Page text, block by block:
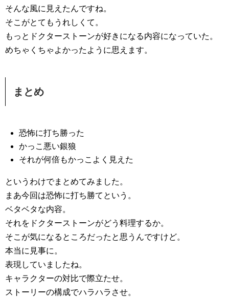
そんな風に見えたんですね。
そこがとてもうれしくて。
もっとドクターストーンが好きになる内容になっていた。
めちゃくちゃよかったように思えます。
まとめ
恐怖に打ち勝った
かっこ悪い銀狼
それが何倍もかっこよく見えた
というわけでまとめてみました。
まあ今回は恐怖に打ち勝てという。
ベタベタな内容。
それをドクターストーンがどう料理するか。
そこが気になるところだったと思うんですけど。
本当に見事に。
表現していましたね。
キャラクターの対比で際立たせ。
ストーリーの構成でハラハラさせ。